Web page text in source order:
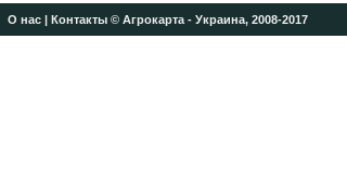
О нас| Контакты© Агрокарта - Украина, 2008-2017